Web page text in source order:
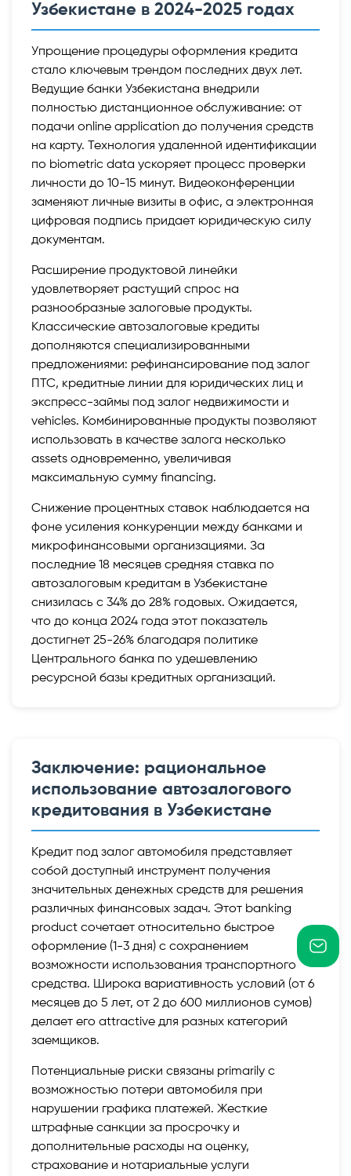
Узбекистане в 2024-2025 годах
Упрощение процедуры оформления кредита
стало ключевым трендом последних двух лет.
Ведущие банки Узбекистана внедрили
полностью дистанционное обслуживание: от
подачи online application до получения средств
на карту. Технология удаленной идентификации
по biometric data ускоряет процесс проверки
личности до 10-15 минут. Видеоконференции
заменяют личные визиты в офис, а электронная
цифровая подпись придает юридическую силу
документам.
Расширение продуктовой линейки
удовлетворяет растущий спрос на
разнообразные залоговые продукты.
Классические автозалоговые кредиты
дополняются специализированными
предложениями: рефинансирование под залог
ПТС, кредитные линии для юридических лиц и
экспресс-займы под залог недвижимости и
vehicles. Комбинированные продукты позволяют
использовать в качестве залога несколько
assets одновременно, увеличивая
максимальную сумму financing.
Снижение процентных ставок наблюдается на
фоне усиления конкуренции между банками и
микрофинансовыми организациями. За
последние 18 месяцев средняя ставка по
автозалоговым кредитам в Узбекистане
снизилась с 34% до 28% годовых. Ожидается,
что до конца 2024 года этот показатель
достигнет 25-26% благодаря политике
Центрального банка по удешевлению
ресурсной базы кредитных организаций.
Заключение: рациональное
использование автозалогового
кредитования в Узбекистане
Кредит под залог автомобиля представляет
собой доступный инструмент получения
значительных денежных средств для решения
различных финансовых задач. Этот banking
product сочетает относительно быстрое
оформление (1-3 дня) с сохранением
возможности использования транспортного
средства. Широка вариативность условий (от 6
месяцев до 5 лет, от 2 до 600 миллионов сумов)
делает его attractive для разных категорий
заемщиков.
Потенциальные риски связаны primarily с
возможностью потери автомобиля при
нарушении графика платежей. Жесткие
штрафные санкции за просрочку и
дополнительные расходы на оценку,
страхование и нотариальные услуги